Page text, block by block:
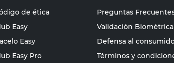
de ética
Easy
Easy
Easy Pro
Preguntas
Validación Biométrica
Defensa al
Términos y